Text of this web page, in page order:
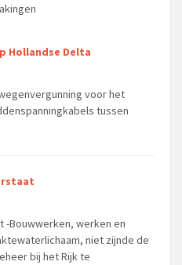
Hollandse Delta
voor het
tussen
-Bouwwerken, werken en
niet zijnde de
bij het Rijk te